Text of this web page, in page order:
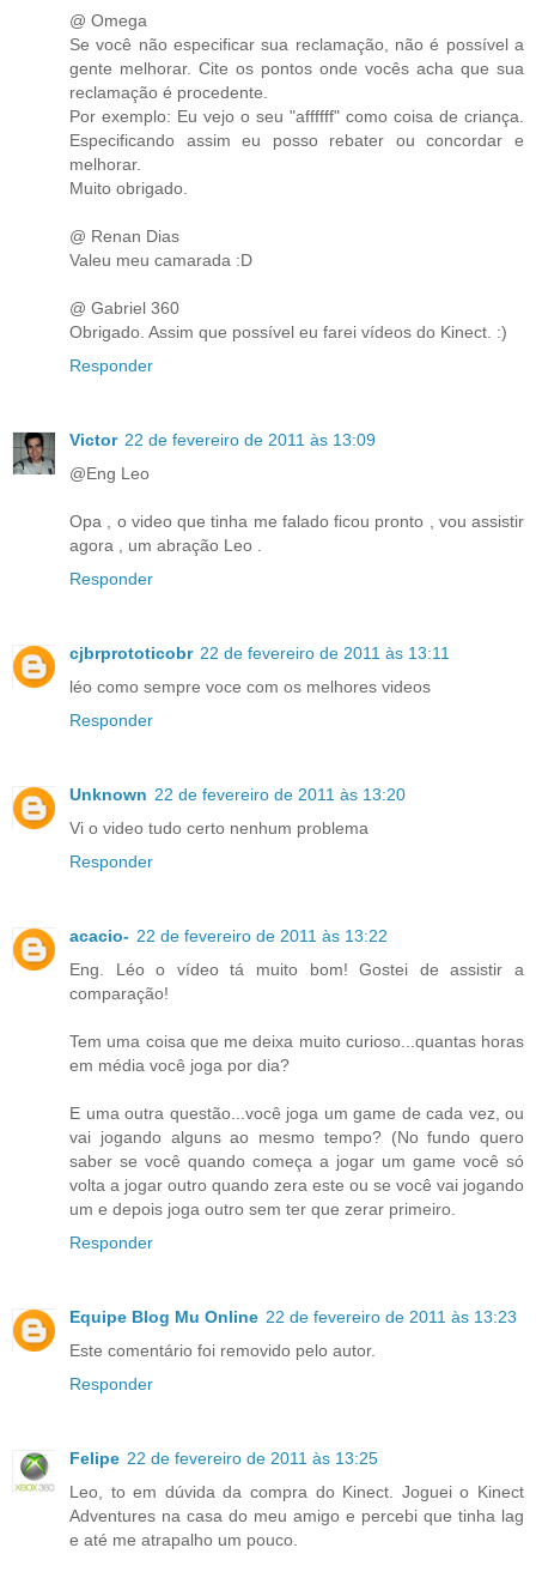
@ Omega
Se você não especificar sua reclamação, não é possível a
gente melhorar. Cite os pontos onde vocês acha que sua
reclamação é procedente.
Por exemplo: Eu vejo o seu "affffff" como coisa de criança.
Especificando assim eu posso rebater ou concordar e
melhorar.
Muito obrigado.
@ Renan Dias
Valeu meu camarada :D
@ Gabriel 360
Obrigado. Assim que possível eu farei vídeos do Kinect. :)
Responder
Victor 22 de fevereiro de 2011 às 13:09
@Eng Leo
Opa , o video que tinha me falado ficou pronto , vou assistir
agora , um abração Leo .
Responder
cjbrprototicobr 22 de fevereiro de 2011 às 13:11
léo como sempre voce com os melhores videos
Responder
Unknown 22 de fevereiro de 2011 às 13:20
Vi o video tudo certo nenhum problema
Responder
acacio- 22 de fevereiro de 2011 às 13:22
Eng. Léo o vídeo tá muito bom! Gostei de assistir a
comparação!
Tem uma coisa que me deixa muito curioso...quantas horas
em média você joga por dia?
E uma outra questão...você joga um game de cada vez, ou
vai jogando alguns ao mesmo tempo? (No fundo quero
saber se você quando começa a jogar um game você só
volta a jogar outro quando zera este ou se você vai jogando
um e depois joga outro sem ter que zerar primeiro.
Responder
Equipe Blog Mu Online 22 de fevereiro de 2011 às 13:23
Este comentário foi removido pelo autor.
Responder
Felipe 22 de fevereiro de 2011 às 13:25
Leo, to em dúvida da compra do Kinect. Joguei o Kinect
Adventures na casa do meu amigo e percebi que tinha lag
e até me atrapalho um pouco.